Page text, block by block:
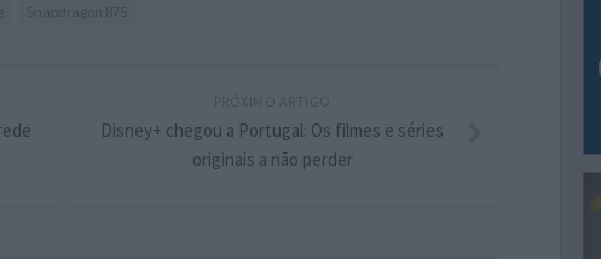
Disney+ chegou a Portugal: Os filmes e séries
originais a não perder